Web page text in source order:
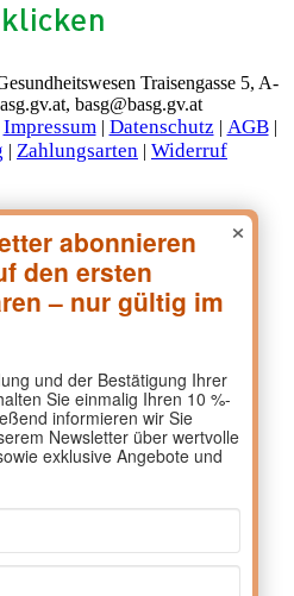
Traisengasse 5, A-
basg@basg.gv.at
Impressum| Datenschutz | AGB|
| Zahlungsarten | Widerruf
×